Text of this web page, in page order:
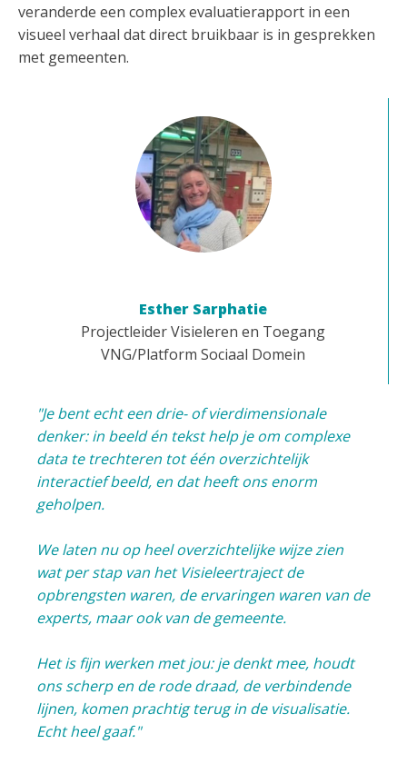
veranderde een complex evaluatierapport in een
visueel verhaal dat direct bruikbaar is in gesprekken
met gemeenten.
Esther Sarphatie
Projectleider Visieleren en Toegang
VNG/Platform Sociaal Domein
"Je bent echt een drie- of vierdimensionale
denker: in beeld én tekst help je om complexe
data te trechteren tot één overzichtelijk
interactief beeld, en dat heeft ons enorm
geholpen.
We laten nu op heel overzichtelijke wijze zien
wat per stap van het Visieleertraject de
opbrengsten waren, de ervaringen waren van de
experts, maar ook van de gemeente.
Het is fijn werken met jou: je denkt mee, houdt
ons scherp en de rode draad, de verbindende
lijnen, komen prachtig terug in de visualisatie.
Echt heel gaaf."